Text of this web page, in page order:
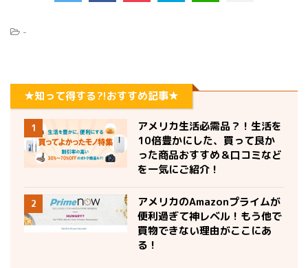
-
★知って得する?!おすすめ記事★
1
アメリカ生活必需品？！生活を
10倍豊かにした、買って良か
った商品おすすめ＆口コミなど
を一気にご紹介！
2
アメリカのAmazonプライムが
便利過ぎて神レベル！もう他で
買物できない理由がここにあ
る！